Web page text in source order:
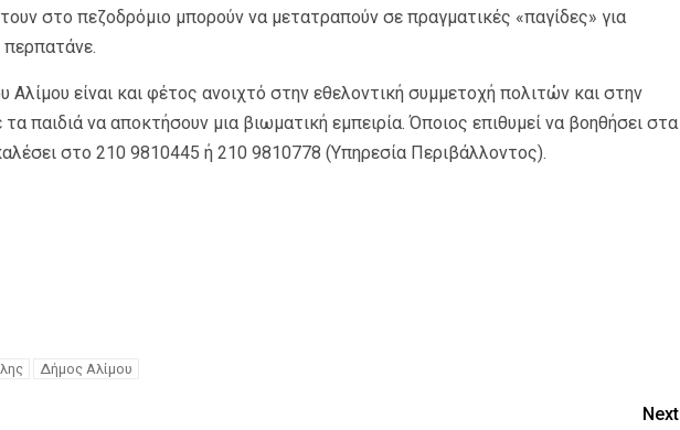
στο πεζοδρόμιο μπορούν να μετατραπούν σε πραγματικές «παγίδες» για
περπατάνε.
είναι και φέτος ανοιχτό στην εθελοντική συμμετοχή πολιτών και στην
παιδιά να αποκτήσουν μια βιωματική εμπειρία. Όποιος επιθυμεί να βοηθήσει στα
στο 210 9810445 ή 210 9810778 (Υπηρεσία Περιβάλλοντος).
Δήμος Αλίμου
Next